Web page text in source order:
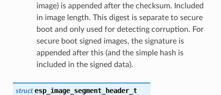
image) is appended after the checksum. Included
in image length. This digest is separate to secure
boot and only used for detecting corruption. For
secure boot signed images, the signature is
appended after this (and the simple hash is
included in the signed data).
struct esp_image_segment_header_t